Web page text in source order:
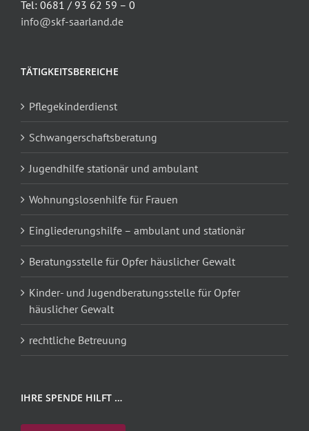
Tel: 0681 / 93 62 59 – 0
info@skf-saarland.de
TÄTIGKEITSBEREICHE
Pflegekinderdienst
Schwangerschaftsberatung
Jugendhilfe stationär und ambulant
Wohnungslosenhilfe für Frauen
Eingliederungshilfe – ambulant und stationär
Beratungsstelle für Opfer häuslicher Gewalt
Kinder- und Jugendberatungsstelle für Opfer
häuslicher Gewalt
rechtliche Betreuung
IHRE SPENDE HILFT …